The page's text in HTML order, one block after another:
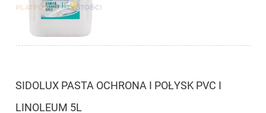
SIDOLUX PASTA OCHRONA I POŁYSK PVC I
LINOLEUM 5L